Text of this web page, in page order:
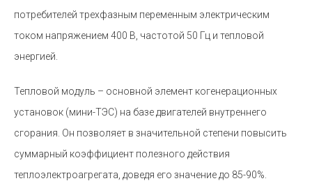
потребителей трехфазным переменным электрическим
током напряжением 400 В, частотой 50 Гц и тепловой
энергией.
Тепловой модуль – основной элемент когенерационных
установок (мини-ТЭС) на базе двигателей внутреннего
сгорания. Он позволяет в значительной степени повысить
суммарный коэффициент полезного действия
теплоэлектроагрегата, доведя его значение до 85-90%.